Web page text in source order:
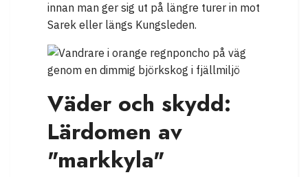
innan man ger sig ut på längre turer in mot
Sarek eller längs Kungsleden.
Väder och skydd:
Lärdomen av
"markkyla"